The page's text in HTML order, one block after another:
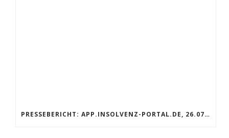
PRESSEBERICHT: APP.INSOLVENZ-PORTAL.DE, 26.07.2019